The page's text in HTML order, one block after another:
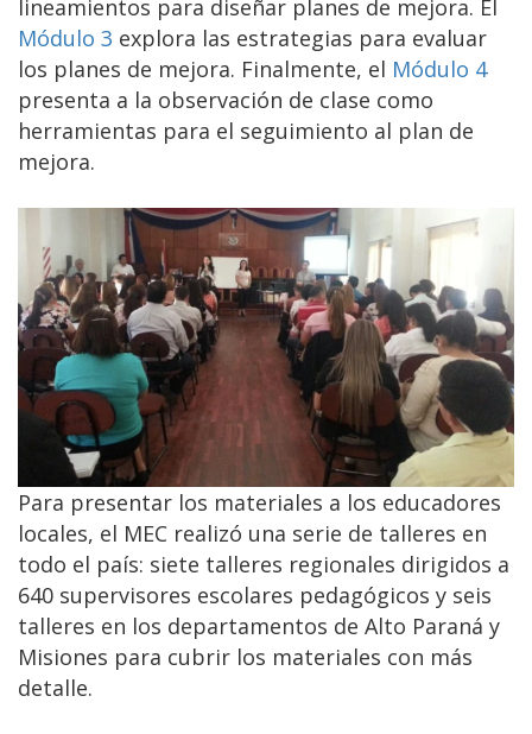
lineamientos para diseñar planes de mejora. El
Módulo 3 explora las estrategias para evaluar
los planes de mejora. Finalmente, el Módulo 4
presenta a la observación de clase como
herramientas para el seguimiento al plan de
mejora.
Para presentar los materiales a los educadores
locales, el MEC realizó una serie de talleres en
todo el país: siete talleres regionales dirigidos a
640 supervisores escolares pedagógicos y seis
talleres en los departamentos de Alto Paraná y
Misiones para cubrir los materiales con más
detalle.